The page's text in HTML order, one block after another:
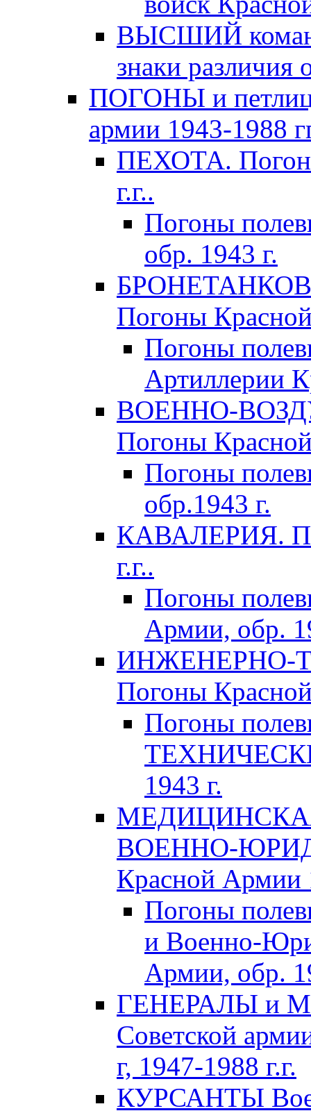
ВЫСШИЙ
знаки различия
ПОГОНЫ и
армии 1943-1988
ПЕХОТА.
г.г..
Погоны
обр. 1943 г.
Погоны
Погоны
Артиллерии
ВОЕННО-
Погоны
Погоны
обр.1943 г.
КАВАЛЕРИЯ.
г.г..
Погоны
Армии, обр.
ИНЖЕНЕРНО-
Погоны
Погоны
1943 г.
ВОЕННО-
Красной Армии
Погоны
и Военно-
Армии, обр.
ГЕНЕРАЛЫ и
Советской
г, 1947-1988 г.г.
КУРСАНТЫ